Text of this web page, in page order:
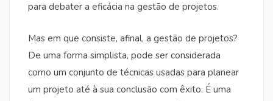
para debater a eficácia na gestão de projetos.
Mas em que consiste, afinal, a gestão de projetos?
De uma forma simplista, pode ser considerada
como um conjunto de técnicas usadas para planear
um projeto até à sua conclusão com êxito. É uma